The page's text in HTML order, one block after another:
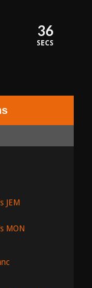
36
SECS
JEM
MON